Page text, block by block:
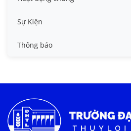
Tin công tác sinh viên
Tin đào tạo
Tin tức chung
Sự Kiện
Thông báo